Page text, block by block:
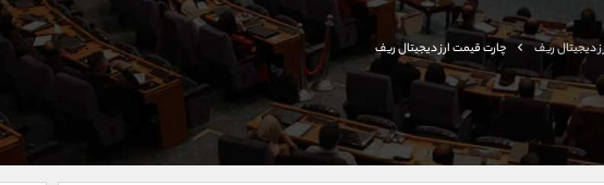
دیجیتال ریف چارت قیمت ارز دیجیتال ریف
شروع گفتگو
@Armteam_admin_103
103
شروع گفتگو
@Armteam_admin_104
داخلی 104
واتساپ
تلگرام